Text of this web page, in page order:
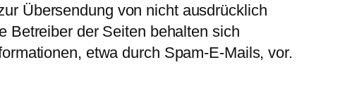
Übersendung von nicht ausdrücklich
Betreiber der Seiten behalten sich
etwa durch Spam-E-Mails, vor.